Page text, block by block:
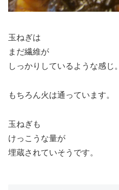
玉ねぎは
まだ繊維が
しっかりしているような感じ。
もちろん火は通っています。
玉ねぎも
けっこうな量が
埋蔵されていそうです。